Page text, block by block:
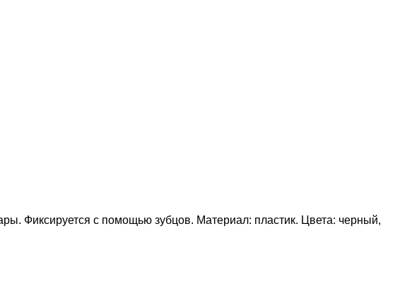
Фиксируется с помощью зубцов. Материал: пластик. Цвета: черный,